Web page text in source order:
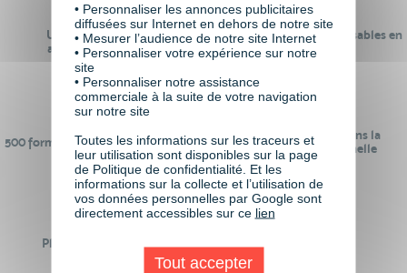
Un réseau de 22 000
anciens participants
100% des formations réalisables en
digital learning
500 formations pour se préparer au
monde de demain
24 ans d'expérience dans la
formation professionnelle
Plus de 50 formations
Des intervenants
• Personnaliser les annonces publicitaires
diffusées sur Internet en dehors de notre site
• Mesurer l’audience de notre site Internet
• Personnaliser votre expérience sur notre
site
• Personnaliser notre assistance
commerciale à la suite de votre navigation
sur notre site
Toutes les informations sur les traceurs et
leur utilisation sont disponibles sur la page
de Politique de confidentialité. Et les
informations sur la collecte et l’utilisation de
vos données personnelles par Google sont
directement accessibles sur ce lien
Tout accepter